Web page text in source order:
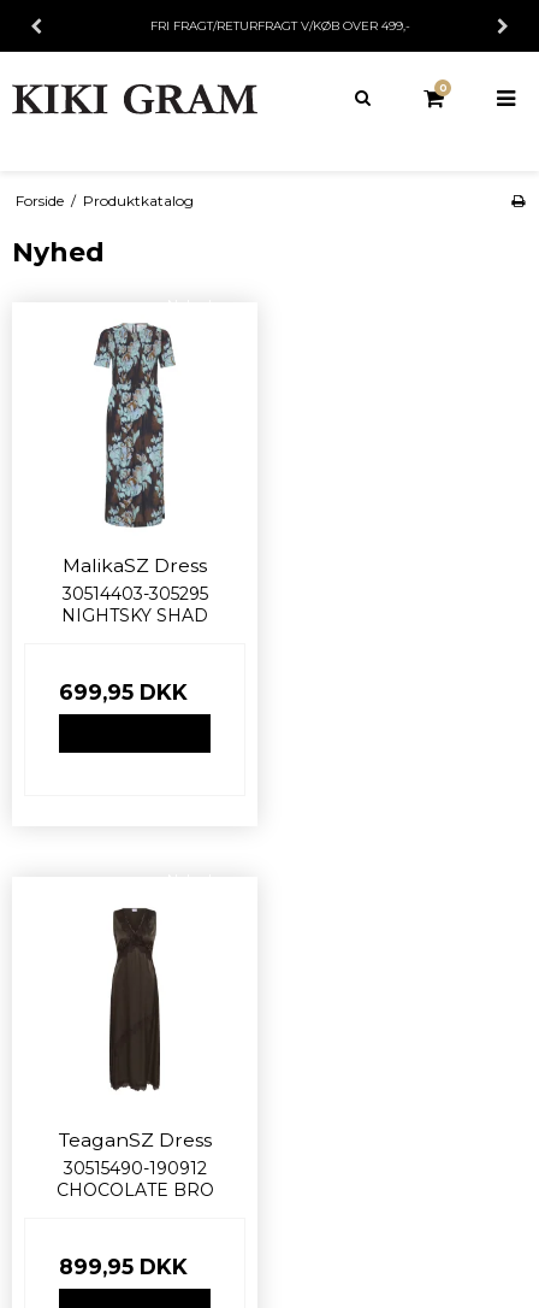
HJEMMELEVERING KR. 50,-
0
Forside / Produktkatalog
Nyhed
MalikaSZ Dress
30514403-305295
NIGHTSKY SHAD
699,95 DKK
TeaganSZ Dress
30515490-190912
CHOCOLATE BRO
899,95 DKK